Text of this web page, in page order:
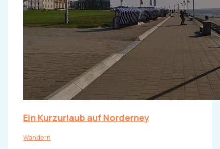
Ein Kurzurlaub auf Norderney
Wandern